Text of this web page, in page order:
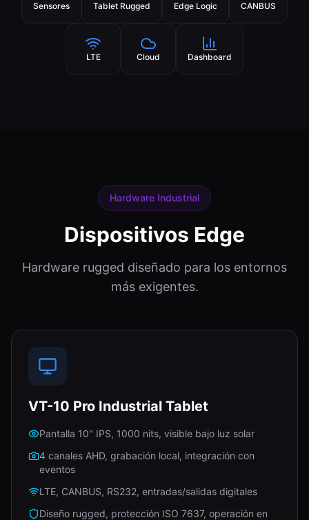
Sensores Tablet Rugged Edge Logic CANBUS
LTE Cloud Dashboard
Hardware Industrial
Dispositivos Edge
Hardware rugged diseñado para los entornos
más exigentes.
VT-10 Pro Industrial Tablet
Pantalla 10" IPS, 1000 nits, visible bajo luz solar
4 canales AHD, grabación local, integración con
eventos
LTE, CANBUS, RS232, entradas/salidas digitales
Diseño rugged, protección ISO 7637, operación en